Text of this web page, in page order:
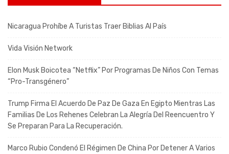
Nicaragua Prohíbe A Turistas Traer Biblias Al País
Vida Visión Network
Elon Musk Boicotea “Netflix” Por Programas De Niños Con Temas
“pro-Transgénero”
Trump Firma El Acuerdo De Paz De Gaza En Egipto Mientras Las
Familias De Los Rehenes Celebran La Alegría Del Reencuentro Y
Se Preparan Para La Recuperación.
Marco Rubio Condenó El Régimen De China Por Detener A Varios